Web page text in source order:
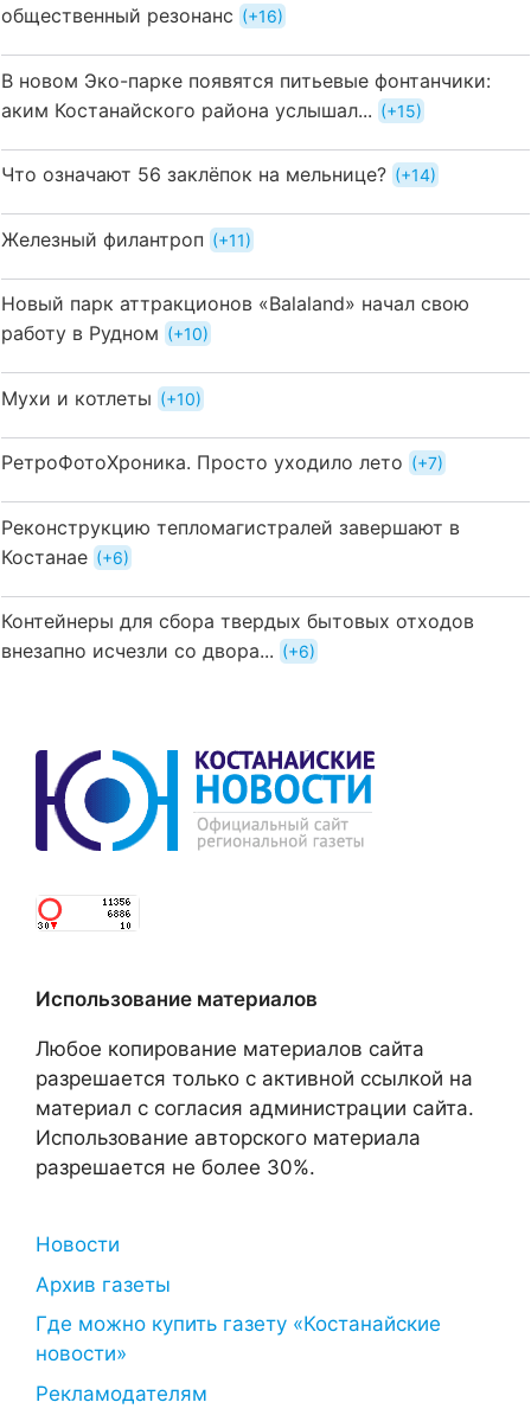
общественный резонанс
+16
В новом Эко-парке появятся питьевые фонтанчики:
аким Костанайского района услышал...
+15
Что означают 56 заклёпок на мельнице? +14
Железный филантроп +11
Новый парк аттракционов «Balaland» начал свою
работу в Рудном
+10
Мухи и котлеты +10
РетроФотоХроника. Просто уходило лето +7
Реконструкцию тепломагистралей завершают в
Костанае
+6
Контейнеры для сбора твердых бытовых отходов
внезапно исчезли со двора...
+6
Использование материалов
Любое копирование материалов сайта
разрешается только с активной ссылкой на
материал с согласия администрации сайта.
Использование авторского материала
разрешается не более 30%.
Новости
Архив газеты
Где можно купить газету «Костанайские
новости»
Рекламодателям